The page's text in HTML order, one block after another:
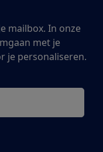
mailbox. In onze
met je
je personaliseren.